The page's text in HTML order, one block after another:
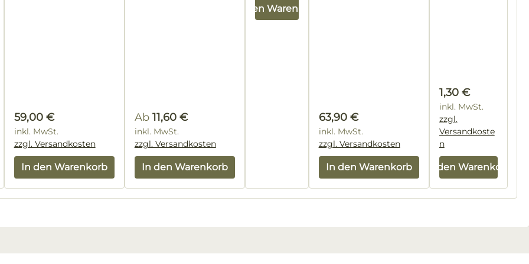
Regulärer Preis:
59,00 €
inkl. MwSt.
zzgl. Versandkosten
In den Warenkorb
Regulärer Preis:
Ab 11,60 €
inkl. MwSt.
zzgl. Versandkosten
In den Warenkorb
In den Warenkorb
Regulärer Preis:
63,90 €
inkl. MwSt.
zzgl. Versandkosten
In den Warenkorb
Regulärer Preis:
1,30 €
inkl. MwSt.
zzgl.
Versandkoste
n
In den Warenkorb